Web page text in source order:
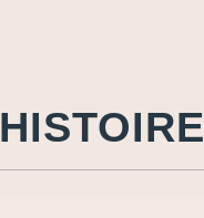
HISTOIRE